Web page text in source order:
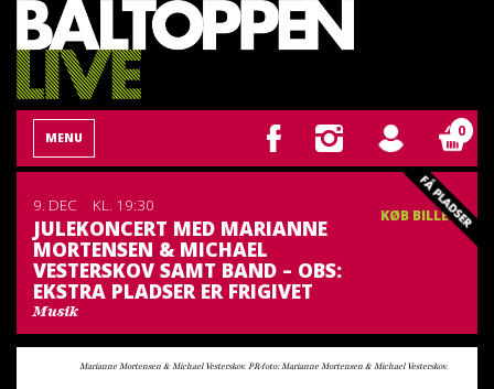
MENU 0
9. DEC KL. 19:30
JULEKONCERT MED MARIANNE
MORTENSEN & MICHAEL
VESTERSKOV SAMT BAND – OBS:
EKSTRA PLADSER ER FRIGIVET
Musik
KØB BILLET
Marianne Mortensen & Michael Vesterskov. PR-foto: Marianne Mortensen & Michael Vesterskov.